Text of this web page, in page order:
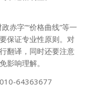
赤字”“价格曲线”等一
保证专业性原则。对
翻译，同时还要注意
影响理解。
64363677